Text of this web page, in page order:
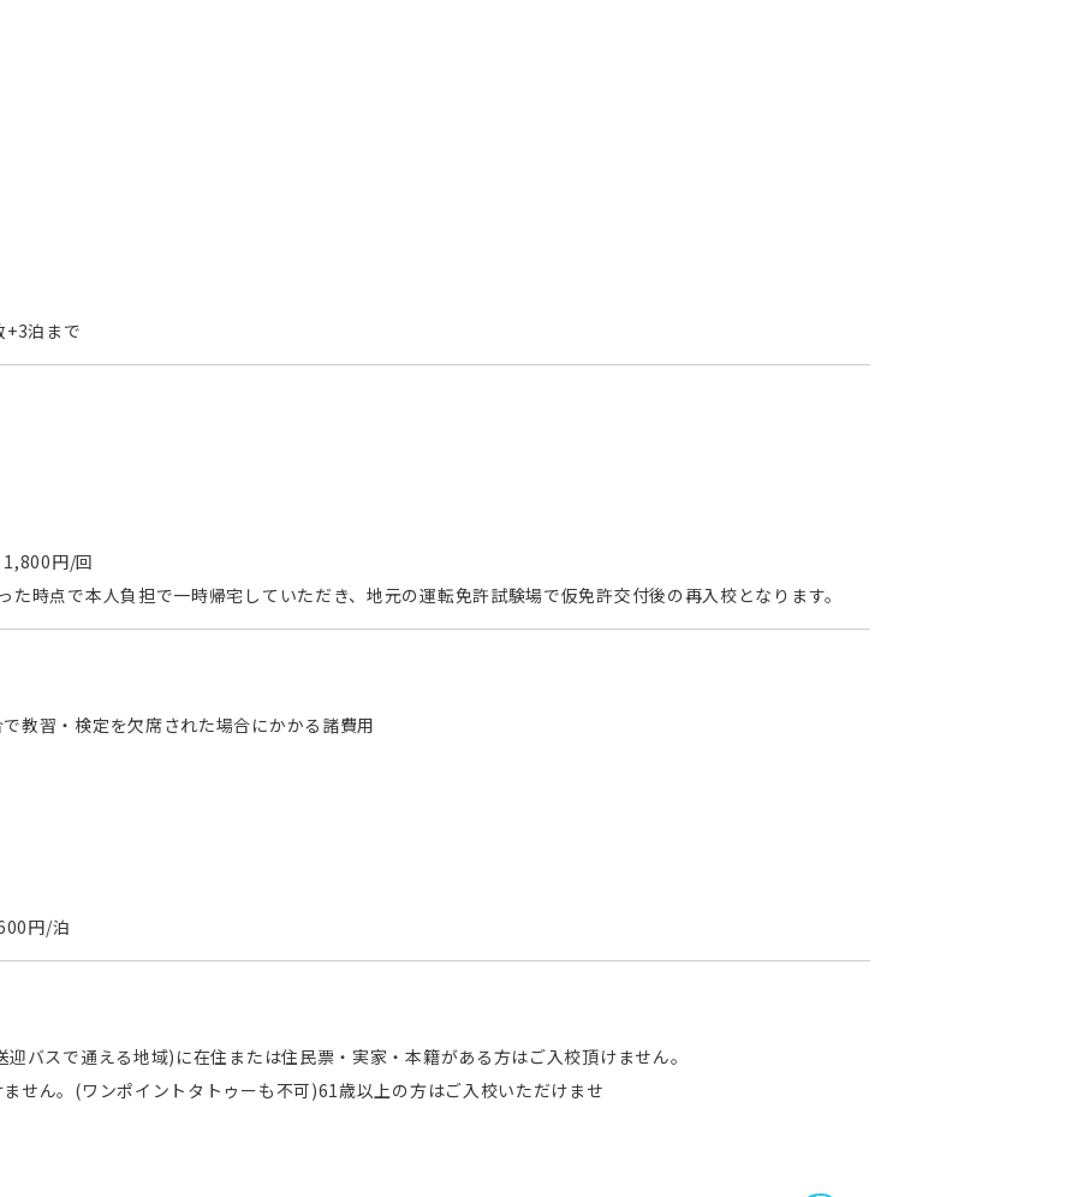
泊まで
円/回
時点で本人負担で一時帰宅していただき、地元の運転免許試験場で仮免許交付後の再入校となります。
教習・検定を欠席された場合にかかる諸費用
円/泊
バスで通える地域)に在住または住民票・実家・本籍がある方はご入校頂けません。
せん。(ワンポイントタトゥーも不可)61歳以上の方はご入校いただけませ